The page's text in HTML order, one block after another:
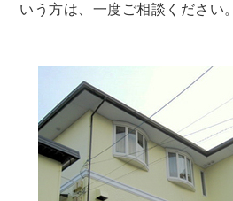
いう方は、一度ご相談ください。